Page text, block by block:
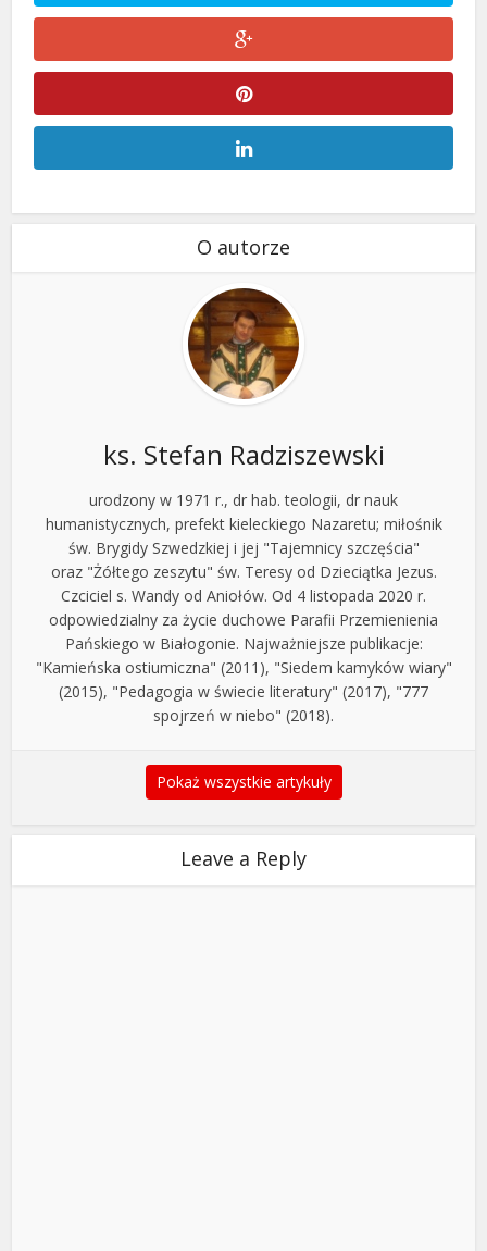
O autorze
ks. Stefan Radziszewski
urodzony w 1971 r., dr hab. teologii, dr nauk
humanistycznych, prefekt kieleckiego Nazaretu; miłośnik
św. Brygidy Szwedzkiej i jej "Tajemnicy szczęścia"
oraz "Żółtego zeszytu" św. Teresy od Dzieciątka Jezus.
Czciciel s. Wandy od Aniołów. Od 4 listopada 2020 r.
odpowiedzialny za życie duchowe Parafii Przemienienia
Pańskiego w Białogonie. Najważniejsze publikacje:
"Kamieńska ostiumiczna" (2011), "Siedem kamyków wiary"
(2015), "Pedagogia w świecie literatury" (2017), "777
spojrzeń w niebo" (2018).
Pokaż wszystkie artykuły
Leave a Reply